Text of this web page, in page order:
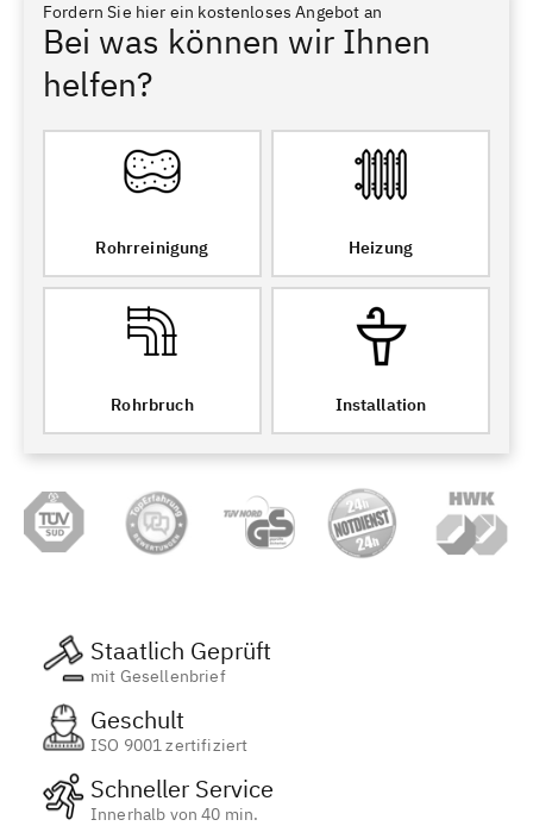
Fordern Sie hier ein kostenloses Angebot an
Bei was können wir Ihnen
helfen?
Rohrreinigung Heizung
Rohrbruch Installation
Staatlich Geprüft
mit Gesellenbrief
Geschult
ISO 9001 zertifiziert
Schneller Service
Innerhalb von 40 min.